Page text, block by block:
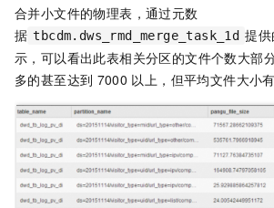
合并小文件的物理表，通过元数
据 tbcdm.dws_rmd_merge_task_1d 提
示，可以看出此表相关分区的文件个数大部
多的甚至达到 7000 以上，但平均文件大小